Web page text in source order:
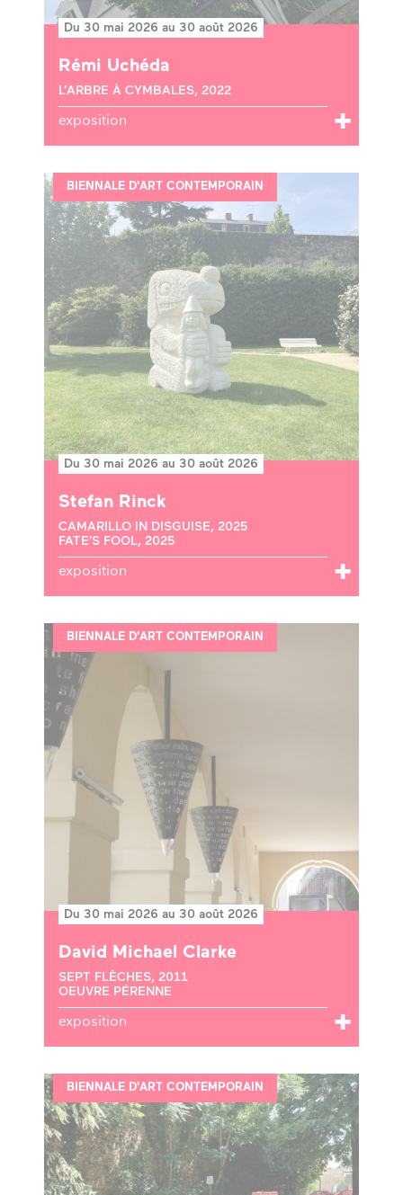
Du 30 mai 2026 au 30 août 2026
Rémi Uchéda
L’ARBRE À CYMBALES, 2022
exposition
BIENNALE D'ART CONTEMPORAIN
Du 30 mai 2026 au 30 août 2026
Stefan Rinck
CAMARILLO IN DISGUISE, 2025
FATE’S FOOL, 2025
exposition
BIENNALE D'ART CONTEMPORAIN
Du 30 mai 2026 au 30 août 2026
David Michael Clarke
SEPT FLÈCHES, 2011
OEUVRE PÉRENNE
exposition
BIENNALE D'ART CONTEMPORAIN